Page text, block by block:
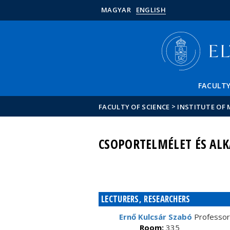
MAGYAR ENGLISH
FACULTY
FACULTY OF SCIENCE > INSTITUTE OF
CSOPORTELMÉLET ÉS
LECTURERS, RESEARCHERS
Ernő Kulcsár Szabó
Room: 335